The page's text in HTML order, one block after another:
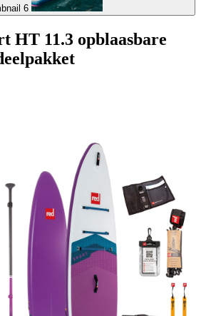
thumbnail 6
HT 11.3 opblaasbare